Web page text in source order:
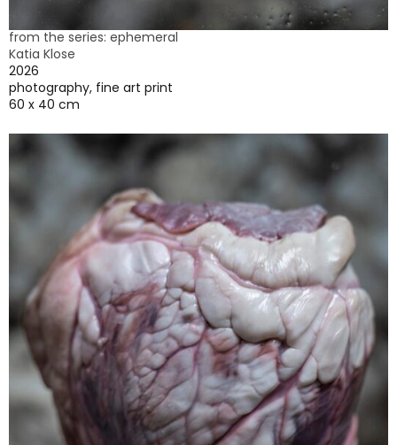
from the series: ephemeral
Katia Klose
2026
photography, fine art print
60 x 40 cm